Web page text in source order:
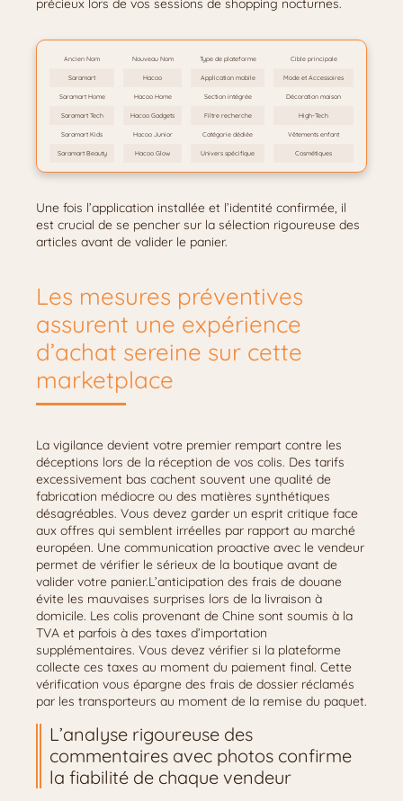
précieux lors de vos sessions de shopping nocturnes.
Ancien Nom Nouveau Nom Type de plateforme Cible principale
Saramart Hacoo Application mobile Mode et Accessoires
Saramart Home Hacoo Home Section intégrée Décoration maison
Saramart Tech Hacoo Gadgets Filtre recherche High-Tech
Saramart Kids Hacoo Junior Catégorie dédiée Vêtements enfant
Saramart Beauty Hacoo Glow Univers spécifique Cosmétiques
Une fois l’application installée et l’identité confirmée, il
est crucial de se pencher sur la sélection rigoureuse des
articles avant de valider le panier.
Les mesures préventives
assurent une expérience
d’achat sereine sur cette
marketplace
La vigilance devient votre premier rempart contre les
déceptions lors de la réception de vos colis. Des tarifs
excessivement bas cachent souvent une qualité de
fabrication médiocre ou des matières synthétiques
désagréables. Vous devez garder un esprit critique face
aux offres qui semblent irréelles par rapport au marché
européen. Une communication proactive avec le vendeur
permet de vérifier le sérieux de la boutique avant de
valider votre panier.L’anticipation des frais de douane
évite les mauvaises surprises lors de la livraison à
domicile. Les colis provenant de Chine sont soumis à la
TVA et parfois à des taxes d’importation
supplémentaires. Vous devez vérifier si la plateforme
collecte ces taxes au moment du paiement final. Cette
vérification vous épargne des frais de dossier réclamés
par les transporteurs au moment de la remise du paquet.
L’analyse rigoureuse des
commentaires avec photos confirme
la fiabilité de chaque vendeur